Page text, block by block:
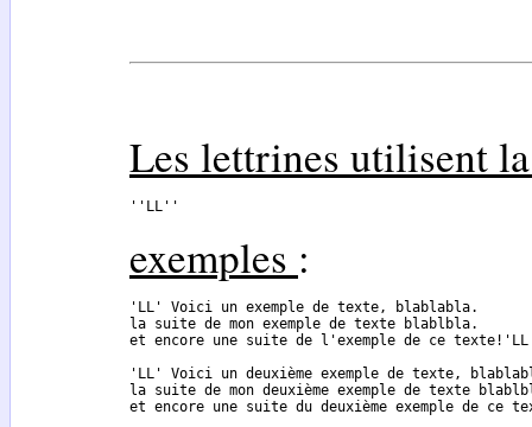
Les lettrines utilisent
''LL''
exemples :
'LL' Voici un exemple de texte, blablabla.
la suite de mon exemple de texte blablbla.
et encore une suite de l'exemple de ce
'LL' Voici un deuxième exemple de texte,
la suite de mon deuxième exemple de texte
et encore une suite du deuxième exemple de ce